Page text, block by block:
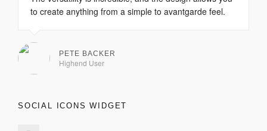
to create anything from a simple to avantgarde feel.
PETE BACKER
Highend User
SOCIAL ICONS WIDGET